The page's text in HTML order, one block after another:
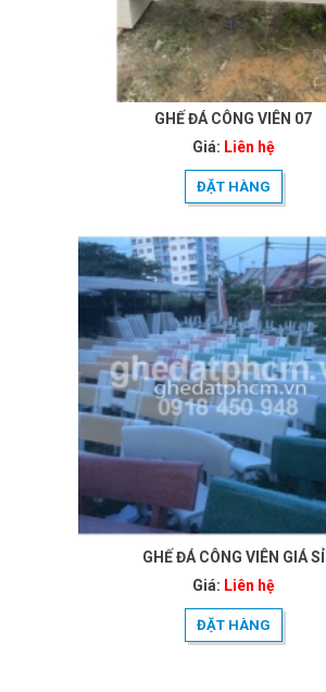
GHẾ ĐÁ CÔNG VIÊN 07
Giá: Liên hệ
ĐẶT HÀNG
GHẾ ĐÁ CÔNG VIÊN GIÁ SỈ
Giá: Liên hệ
ĐẶT HÀNG